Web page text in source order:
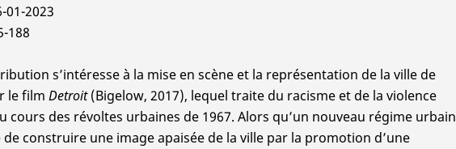
01-2023
188
s’intéresse à la mise en scène et la représentation de la ville de
le film Detroit(Bigelow, 2017), lequel traite du racisme et de la violence
cours des révoltes urbaines de 1967. Alors qu’un nouveau régime urbain
construire une image apaisée de la ville par la promotion d’une